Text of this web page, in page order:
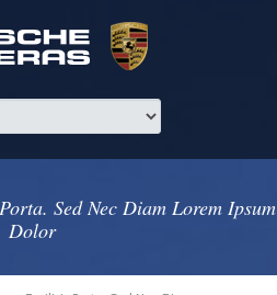
Sed Nec Diam Lorem Ipsum
Dolor